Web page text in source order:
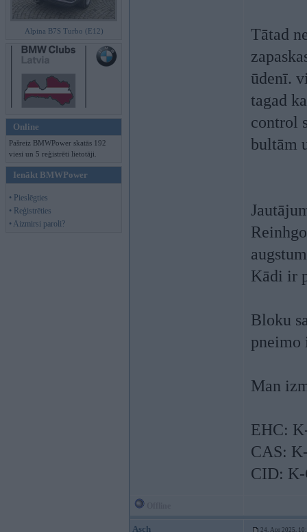
Alpina B7S Turbo (E12)
Online
Pašreiz BMWPower skatās 192
viesi un 5 reģistrēti lietotāji.
Ienākt BMWPower
• Pieslēgties
• Reģistrēties
• Aizmirsi paroli?
Tātad
ūdenī.
tagad
control
bultām
Kādi ir
Bloku
pneimo
Man
EHC:
CAS:
CID:
Asch 24. Apr 2025,